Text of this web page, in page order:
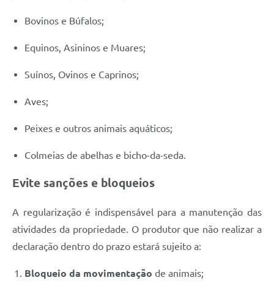
Bovinos e Búfalos;
Equinos, Asininos e Muares;
Suínos, Ovinos e Caprinos;
Aves;
Peixes e outros animais aquáticos;
Colmeias de abelhas e bicho-da-seda.
Evite sanções e bloqueios
A regularização é indispensável para a manutenção das
atividades da propriedade. O produtor que não realizar a
declaração dentro do prazo estará sujeito a:
Bloqueio da movimentação de animais;